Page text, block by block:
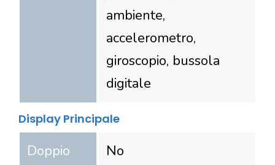
ambiente,
accelerometro,
giroscopio, bussola
digitale
Display Principale
Doppio
No